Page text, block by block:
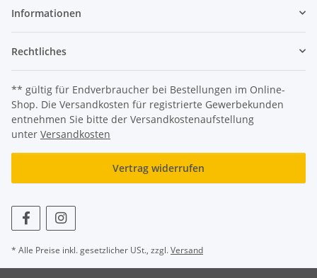
Informationen
Rechtliches
** gültig für Endverbraucher bei Bestellungen im Online-
Shop. Die Versandkosten für registrierte Gewerbekunden
entnehmen Sie bitte der Versandkostenaufstellung
unter Versandkosten
Vertrag widerrufen
* Alle Preise inkl. gesetzlicher USt., zzgl.Versand